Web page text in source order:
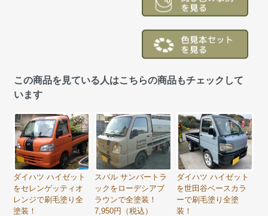
この商品を見ている人はこちらの商品もチェックして
います
ダイハツ ハイゼット
をセレンゲッティオ
レンジで刷毛塗り全
塗装！
スバル サンバートラ
ックをローデシアブ
ラウンで全塗装！
7,950円（税込）
ダイハツ ハイゼット
を世田谷ベースカラ
ーで刷毛塗り全塗
装！